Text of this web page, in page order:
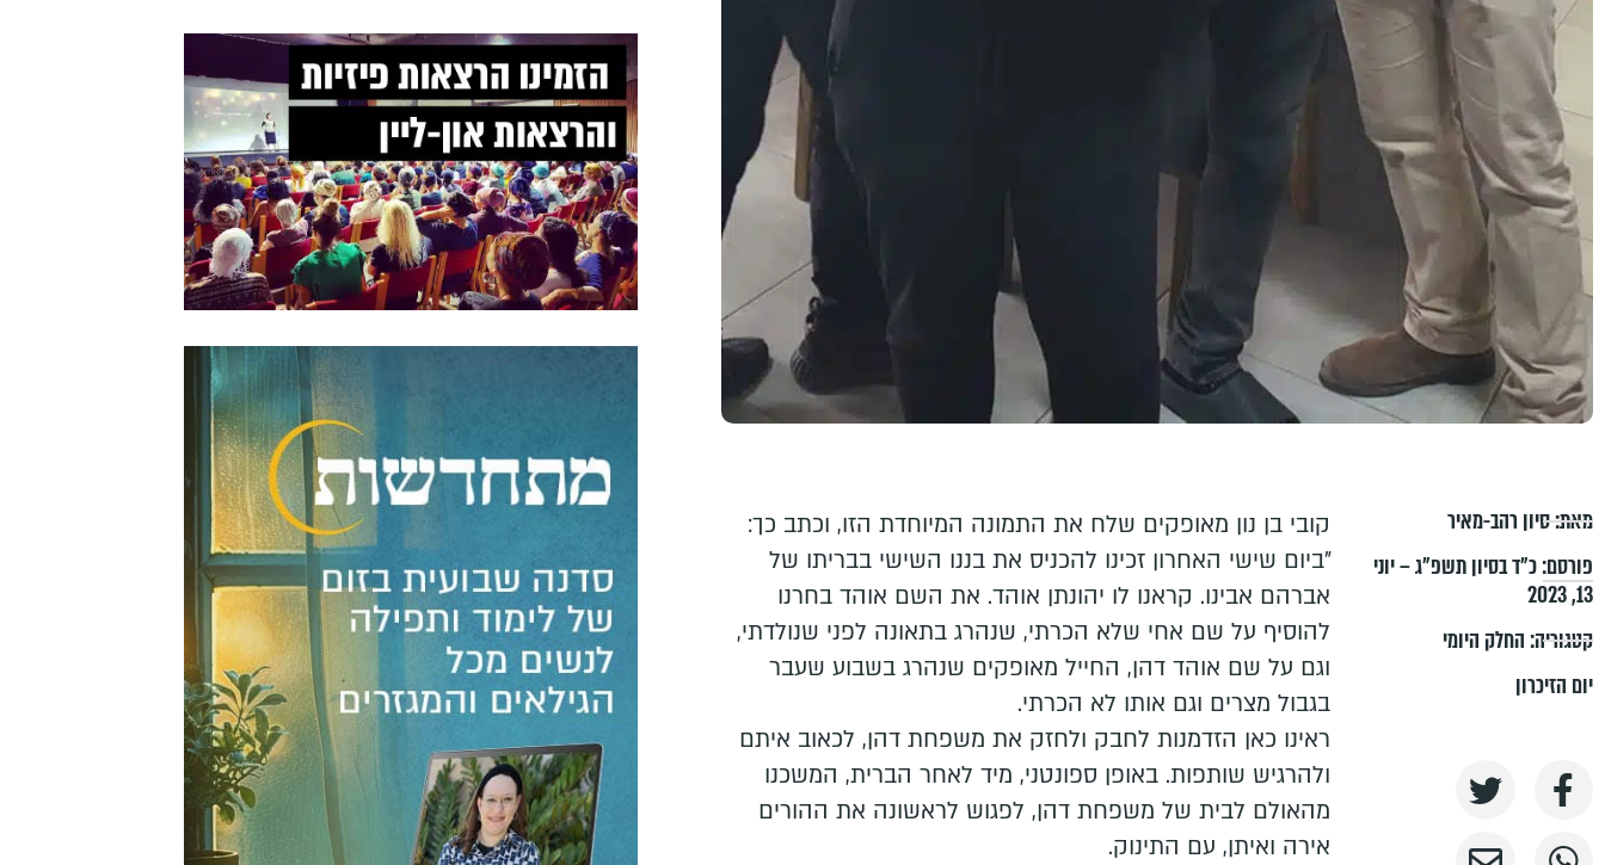
מאת:סיון רהב-מאיר
פורסם:כ״ד בסיון תשפ״ג – יוני
13, 2023
קטגוריה:החלק היומי
יום הזיכרון
קובי בן נון מאופקים שלח את התמונה המיוחדת הזו, וכתב כך:
"ביום שישי האחרון זכינו להכניס את בננו השישי בבריתו של
אברהם אבינו. קראנו לו יהונתן אוהד. את השם אוהד בחרנו
להוסיף על שם אחי שלא הכרתי, שנהרג בתאונה לפני שנולדתי,
וגם על שם אוהד דהן, החייל מאופקים שנהרג בשבוע שעבר
בגבול מצרים וגם אותו לא הכרתי.
ראינו כאן הזדמנות לחבק ולחזק את משפחת דהן, לכאוב איתם
ולהרגיש שותפות. באופן ספונטני, מיד לאחר הברית, המשכנו
מהאולם לבית של משפחת דהן, לפגוש לראשונה את ההורים
אירה ואיתן, עם התינוק.